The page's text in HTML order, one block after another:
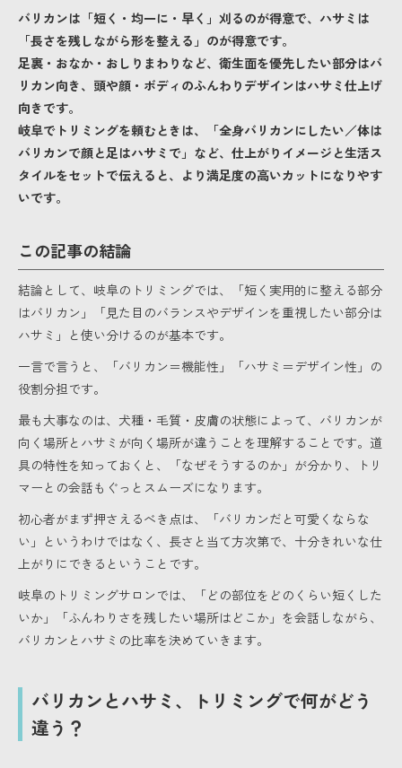
バリカンは「短く・均一に・早く」刈るのが得意で、ハサミは
「長さを残しながら形を整える」のが得意です。
足裏・おなか・おしりまわりなど、衛生面を優先したい部分はバ
リカン向き、頭や顔・ボディのふんわりデザインはハサミ仕上げ
向きです。
岐阜でトリミングを頼むときは、「全身バリカンにしたい／体は
バリカンで顔と足はハサミで」など、仕上がりイメージと生活ス
タイルをセットで伝えると、より満足度の高いカットになりやす
いです。
この記事の結論
結論として、岐阜のトリミングでは、「短く実用的に整える部分
はバリカン」「見た目のバランスやデザインを重視したい部分は
ハサミ」と使い分けるのが基本です。
一言で言うと、「バリカン＝機能性」「ハサミ＝デザイン性」の
役割分担です。
最も大事なのは、犬種・毛質・皮膚の状態によって、バリカンが
向く場所とハサミが向く場所が違うことを理解することです。道
具の特性を知っておくと、「なぜそうするのか」が分かり、トリ
マーとの会話もぐっとスムーズになります。
初心者がまず押さえるべき点は、「バリカンだと可愛くならな
い」というわけではなく、長さと当て方次第で、十分きれいな仕
上がりにできるということです。
岐阜のトリミングサロンでは、「どの部位をどのくらい短くした
いか」「ふんわりさを残したい場所はどこか」を会話しながら、
バリカンとハサミの比率を決めていきます。
バリカンとハサミ、トリミングで何がどう
違う？